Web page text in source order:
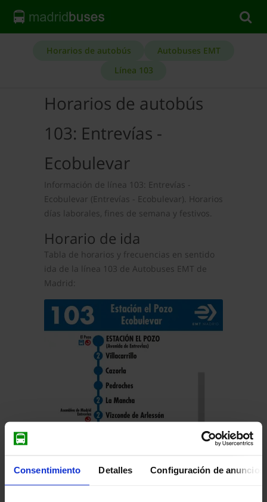
Consentimiento Detalles Configuración de anuncios
Horarios de autobús
Autobuses EMT
Línea 103
Horarios de autobús
103: Entrevías -
Ecobulevar
Información de línea 103: Entrevías -
Ecobulevar (Entrevías - Ecobulevar). Horarios
días laborales, fines de semana y festivos.
Horario de ida
Tabla de horarios y frecuencias en sentido
ida de la línea 103 de Autobuses EMT de
Madrid: